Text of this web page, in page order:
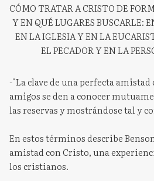
CÓMO TRATAR A CRISTO DE
Y EN QUÉ LUGARES BUSCARLE:
EN LA IGLESIA Y EN LA
EL PECADOR Y EN LA
-"La clave de una perfecta amistad
amigos se den a conocer
las reservas y mostrándose tal y
En estos términos describe
amistad con Cristo, una
los cristianos.